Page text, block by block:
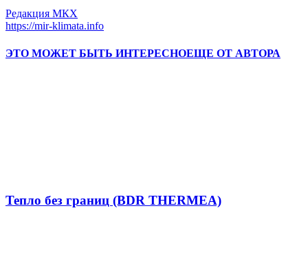
Редакция МКХ
https://mir-klimata.info
ЭТО МОЖЕТ БЫТЬ ИНТЕРЕСНОЕЩЕ ОТ АВТОРА
Тепло без границ (BDR THERMEA)